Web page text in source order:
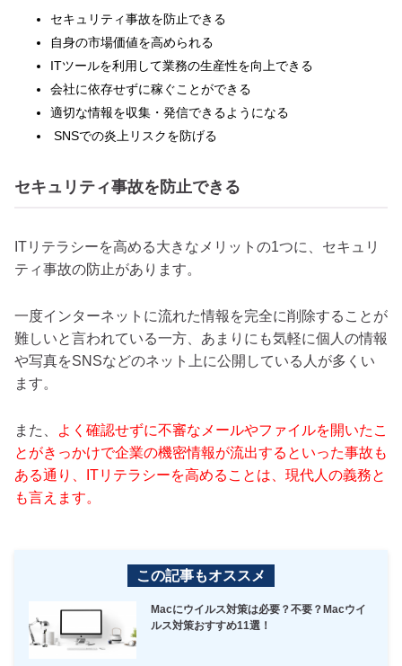
セキュリティ事故を防止できる
自身の市場価値を高められる
ITツールを利用して業務の生産性を向上できる
会社に依存せずに稼ぐことができる
適切な情報を収集・発信できるようになる
SNSでの炎上リスクを防げる
セキュリティ事故を防止できる
ITリテラシーを高める大きなメリットの1つに、セキュリ
ティ事故の防止があります。
一度インターネットに流れた情報を完全に削除することが
難しいと言われている一方、あまりにも気軽に個人の情報
や写真をSNSなどのネット上に公開している人が多くい
ます。
また、
よく確認せずに不審なメールやファイルを開いたこ
とがきっかけで企業の機密情報が流出するといった事故も
ある通り、ITリテラシーを高めることは、現代人の義務と
も言えます。
この記事もオススメ
Macにウイルス対策は必要？不要？Macウイ
ルス対策おすすめ11選！